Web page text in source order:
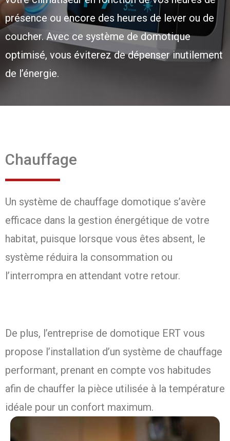
présence ou encore des heures de lever ou de
coucher. Avec ce système de domotique
optimisé, vous éviterez de dépenser inutilement
de l’énergie.
Chauffage
Un système de chauffage domotique s’avère
efficace dans la gestion énergétique de votre
habitat, puisque lorsque vous êtes absent, le
système réduira la consommation ou
l’interrompra en attendant votre retour.
De plus, l’entreprise de domotique ERT vous
propose l’installation d’un système de chauffage
performant, prenant en compte vos habitudes
afin de chauffer la pièce utilisée à la température
idéale pour un confort maximum.